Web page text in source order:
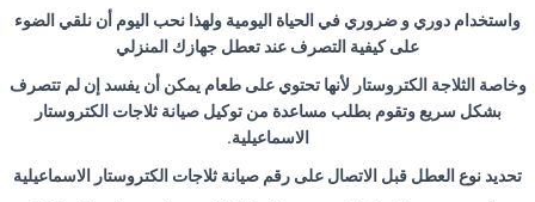
واستخدام دوري و ضروري في الحياة اليومية ولهذا نحب اليوم أن نلقي الضوء
على كيفية التصرف عند تعطل جهازك المنزلي
وخاصة الثلاجة الكتروستار لأنها تحتوي على طعام يمكن أن يفسد إن لم تتصرف
بشكل سريع وتقوم بطلب مساعدة من توكيل صيانة ثلاجات الكتروستار
الاسماعيلية.
تحديد نوع العطل قبل الاتصال على رقم صيانة ثلاجات الكتروستار الاسماعيلية